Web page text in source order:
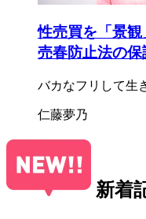
性売買を「景
売春防止法の保
バカなフリして生
仁藤夢乃
新着